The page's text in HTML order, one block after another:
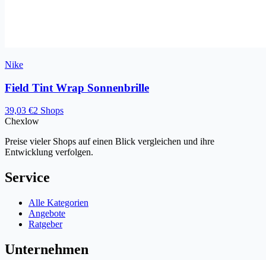
Nike
Field Tint Wrap Sonnenbrille
39,03 €2 Shops
Chexlow
Preise vieler Shops auf einen Blick vergleichen und ihre
Entwicklung verfolgen.
Service
Alle Kategorien
Angebote
Ratgeber
Unternehmen